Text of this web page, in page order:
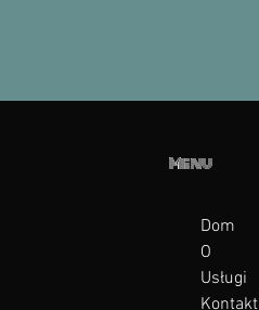
Menu
Dom
O
Usługi
Kontakt